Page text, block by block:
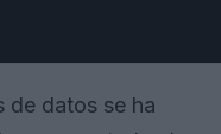
de datos se ha